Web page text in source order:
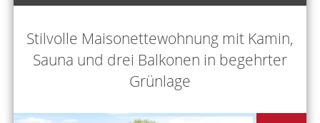
Stilvolle Maisonettewohnung mit Kamin,
Sauna und drei Balkonen in begehrter
Grünlage